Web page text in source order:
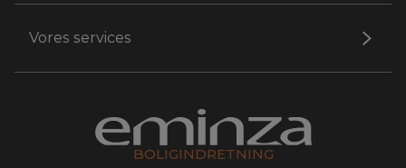
Vores services
BOLIGINDRETNING